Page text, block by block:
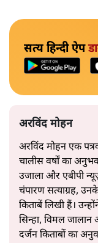
सत्य हिन्दी ऐप
अरविंद मोहन
अरविंद मोहन एक
चालीस वर्षों का
उजाला और एबीपी
चंपारण सत्याग्रह,
किताबें लिखी हैं।
सिन्हा, विमल
दर्जन किताबों का